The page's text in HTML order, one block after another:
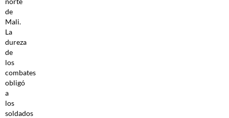
de
Mali.
La
dureza
de
los
combates
obligó
a
los
soldados